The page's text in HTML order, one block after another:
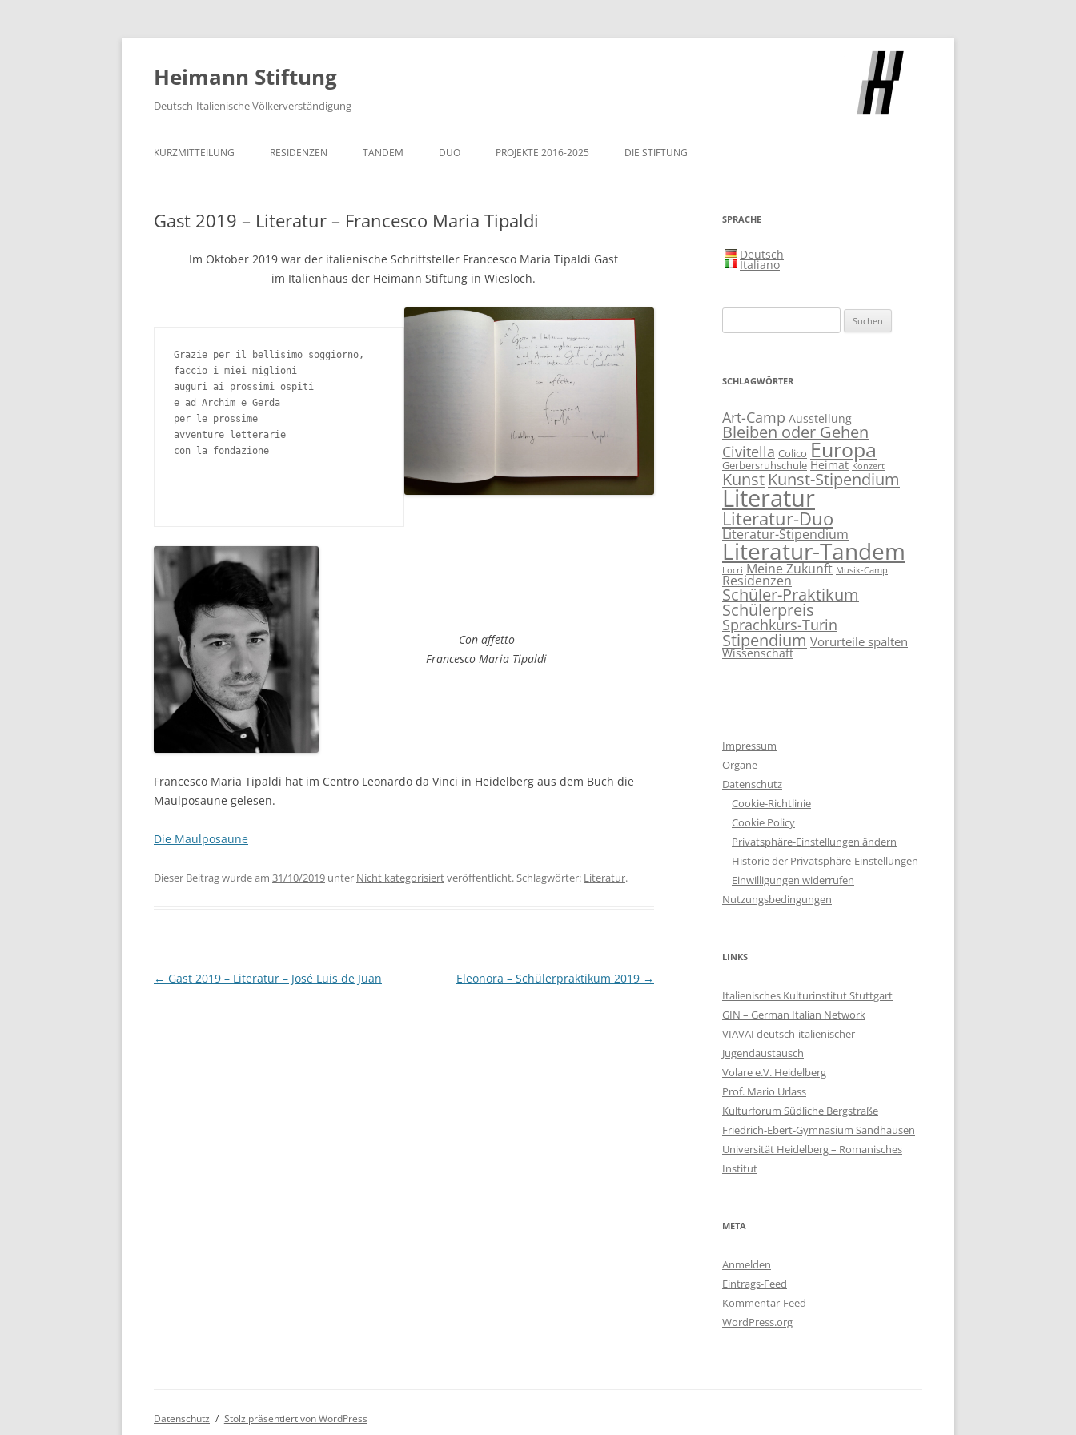
Zum
springen
Heimann Stiftung
Deutsch-Italienische Völkerverständigung
KURZMITTEILUNG RESIDENZEN TANDEM DUO PROJEKTE 2016-2025 DIE STIFTUNG
ITALIENHAUS – WIESLOCH
Gast 2019 – Literatur – Francesco Maria Tipaldi
Im Oktober 2019 war der italienische Schriftsteller Francesco Maria Tipaldi Gast
im Italienhaus der Heimann Stiftung in Wiesloch.
Grazie per il bellisimo soggiorno,
faccio i miei miglioni
auguri ai prossimi ospiti
e ad Archim e Gerda
per le prossime
avventure letterarie
con la fondazione
Con affetto
Francesco Maria Tipaldi
Francesco Maria Tipaldi hat im Centro Leonardo da Vinci in Heidelberg aus dem Buch die
Maulposaune gelesen.
Die Maulposaune
Dieser Beitrag wurde am 31/10/2019 unter Nicht kategorisiertveröffentlicht. Schlagwörter: Literatur.
Beitragsnavigation
← Gast 2019 – Literatur – José Luis de Juan Eleonora – Schülerpraktikum 2019 →
SPRACHE
Deutsch
Italiano
nach:
SCHLAGWÖRTER
Art-Camp Ausstellung
Bleiben oder Gehen
Civitella Colico Europa
Gerbersruhschule Heimat Konzert
Kunst Kunst-Stipendium
Literatur
Literatur-Duo
Literatur-Stipendium
Literatur-Tandem
Locri Meine Zukunft Musik-Camp
Residenzen
Schüler-Praktikum
Schülerpreis
Sprachkurs-Turin
Stipendium Vorurteile spalten
Wissenschaft
Impressum
Organe
Datenschutz
Cookie-Richtlinie
Cookie Policy
Privatsphäre-Einstellungen ändern
Historie der Privatsphäre-Einstellungen
Einwilligungen widerrufen
Nutzungsbedingungen
LINKS
Italienisches Kulturinstitut Stuttgart
GIN – German Italian Network
VIAVAI deutsch-italienischer
Jugendaustausch
Volare e.V. Heidelberg
Prof. Mario Urlass
Kulturforum Südliche Bergstraße
Friedrich-Ebert-Gymnasium Sandhausen
Universität Heidelberg – Romanisches
Institut
META
Anmelden
Eintrags-Feed
Kommentar-Feed
WordPress.org
Datenschutz Stolz präsentiert von WordPress